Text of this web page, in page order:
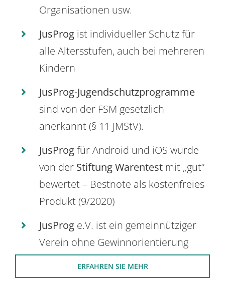
Organisationen usw.
JusProg ist individueller Schutz für
alle Altersstufen, auch bei mehreren
Kindern
JusProg-Jugendschutzprogramme
sind von der FSM gesetzlich
anerkannt (§ 11 JMStV).
JusProgfür Android und iOS wurde
von der Stiftung Warentest mit „gut“
bewertet – Bestnote als kostenfreies
Produkt (9/2020)
JusProg e.V. ist ein gemeinnütziger
Verein ohne Gewinnorientierung
ERFAHREN SIE MEHR